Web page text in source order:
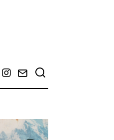
Instagram
Email